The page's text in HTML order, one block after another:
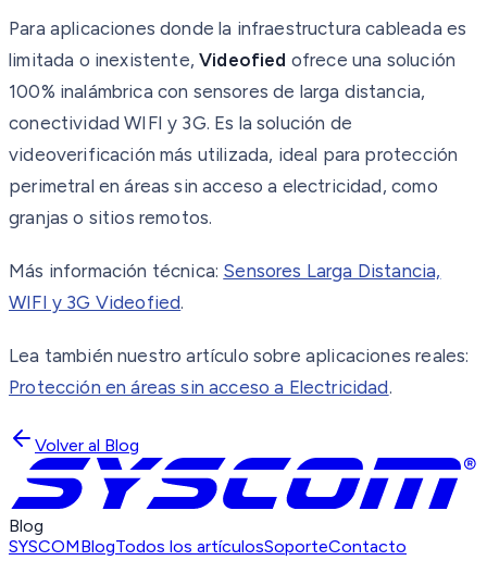
Para aplicaciones donde la infraestructura cableada es
limitada o inexistente,Videofied ofrece una solución
100% inalámbrica con sensores de larga distancia,
conectividad WIFI y 3G. Es la solución de
videoverificación más utilizada, ideal para protección
perimetral en áreas sin acceso a electricidad, como
granjas o sitios remotos.
Más información técnica: Sensores Larga Distancia,
WIFI y 3G Videofied.
Lea también nuestro artículo sobre aplicaciones reales:
Protección en áreas sin acceso a Electricidad.
Volver al Blog
Blog
SYSCOMBlogTodos los artículosSoporteContacto